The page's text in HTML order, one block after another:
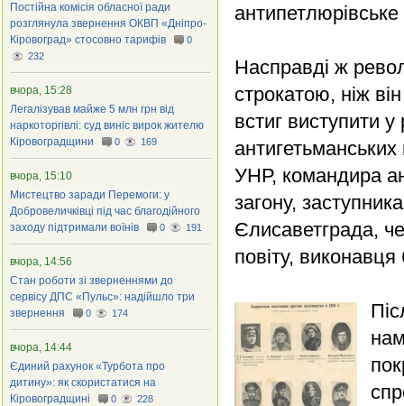
Насправді ж
строкатою, ніж
встиг виступити
антигетьманських
УНР, командира
загону,
Єлисаветграда,
повіту,
Постійна комісія обласної ради
розглянула звернення ОКВП «Дніпро-
Кіровоград» стосовно тарифів
0
232
вчора, 15:28
Легалізував майже 5 млн грн від
наркоторгівлі: суд виніс вирок жителю
Кіровоградщини
0 169
вчора, 15:10
Мистецтво заради Перемоги: у
Добровеличківці під час благодійного
заходу підтримали воїнів
0 191
вчора, 14:56
Стан роботи зі зверненнями до
сервісу ДПС «Пульс»: надійшло три
звернення
0 174
вчора, 14:44
Єдиний рахунок «Турбота про
дитину»: як скористатися на
Кіровоградщині
0 228